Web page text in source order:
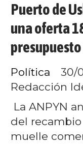
Puerto de
una oferta
Redacción
Política 30/
La ANPYN
del
muelle